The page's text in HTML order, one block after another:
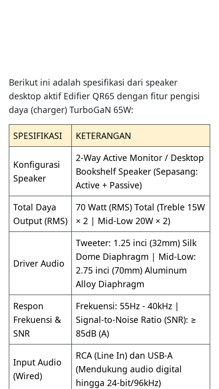
Berikut ini adalah spesifikasi dari speaker
desktop aktif Edifier QR65 dengan fitur pengisi
daya (charger) TurboGaN 65W:
SPESIFIKASI KETERANGAN
Konfigurasi
Speaker
2-Way Active Monitor / Desktop
Bookshelf Speaker (Sepasang:
Active + Passive)
Total Daya
Output (RMS)
70 Watt (RMS) Total (Treble 15W
× 2 | Mid-Low 20W × 2)
Driver Audio
Tweeter: 1.25 inci (32mm) Silk
Dome Diaphragm | Mid-Low:
2.75 inci (70mm) Aluminum
Alloy Diaphragm
Respon
Frekuensi &
SNR
Frekuensi: 55Hz - 40kHz |
Signal-to-Noise Ratio (SNR): ≥
85dB (A)
Input Audio
(Wired)
RCA (Line In) dan USB-A
(Mendukung audio digital
hingga 24-bit/96kHz)